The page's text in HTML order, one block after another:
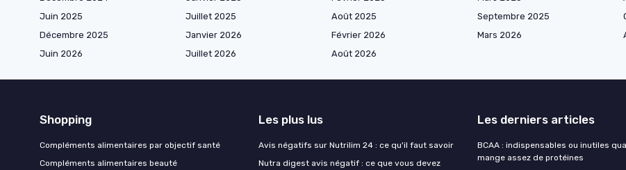
Juin 2025
Juillet 2025 Août 2025 Septembre 2025
Décembre 2025
Janvier 2026 Février 2026 Mars 2026
Juin 2026
Juillet 2026 Août 2026
Shopping
Compléments alimentaires par objectif santé
Compléments alimentaires beauté
Les plus lus
Avis négatifs sur Nutrilim 24 : ce qu'il faut savoir
Nutra digest avis négatif : ce que vous devez
Les derniers articles
BCAA : indispensables ou inutiles
mange assez de protéines